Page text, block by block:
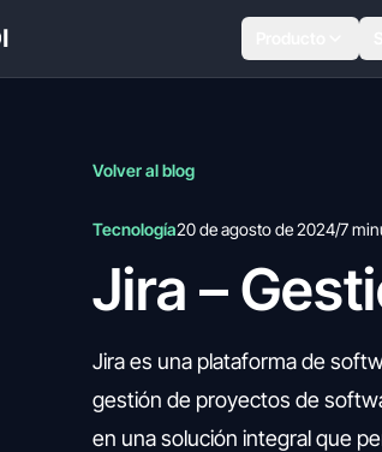
Volver al blog
Tecnología20 de agosto de 2024/7
Jira –
Jira es una plataforma de
gestión de proyectos de
en una solución integral que